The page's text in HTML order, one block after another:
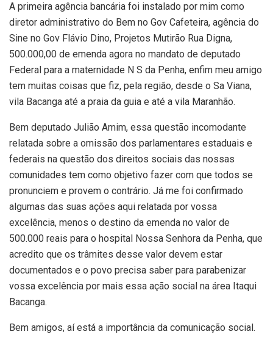
A primeira agência bancária foi instalado por mim como
diretor administrativo do Bem no Gov Cafeteira, agência do
Sine no Gov Flávio Dino, Projetos Mutirão Rua Digna,
500.000,00 de emenda agora no mandato de deputado
Federal para a maternidade N S da Penha, enfim meu amigo
tem muitas coisas que fiz, pela região, desde o Sa Viana,
vila Bacanga até a praia da guia e até a vila Maranhão.
Bem deputado Julião Amim, essa questão incomodante
relatada sobre a omissão dos parlamentares estaduais e
federais na questão dos direitos sociais das nossas
comunidades tem como objetivo fazer com que todos se
pronunciem e provem o contrário. Já me foi confirmado
algumas das suas ações aqui relatada por vossa
excelência, menos o destino da emenda no valor de
500.000 reais para o hospital Nossa Senhora da Penha, que
acredito que os trâmites desse valor devem estar
documentados e o povo precisa saber para parabenizar
vossa excelência por mais essa ação social na área Itaqui
Bacanga.
Bem amigos, aí está a importância da comunicação social.